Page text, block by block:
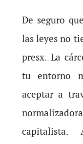
De seguro
las leyes no
presx. La
tu entorno
aceptar a